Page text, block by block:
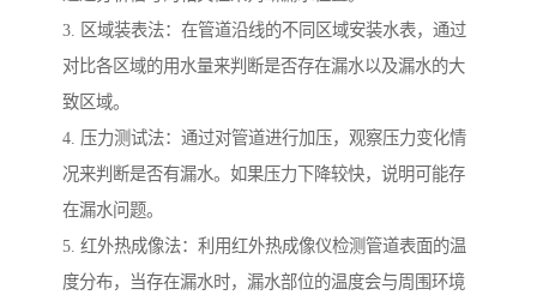
3. 区域装表法：在管道沿线的不同区域安装水表，通过
对比各区域的用水量来判断是否存在漏水以及漏水的大
致区域。
4. 压力测试法：通过对管道进行加压，观察压力变化情
况来判断是否有漏水。如果压力下降较快，说明可能存
在漏水问题。
5. 红外热成像法：利用红外热成像仪检测管道表面的温
度分布，当存在漏水时，漏水部位的温度会与周围环境